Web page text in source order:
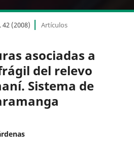
42 (2008) Artículos
asociadas a
del relevo
Sistema de